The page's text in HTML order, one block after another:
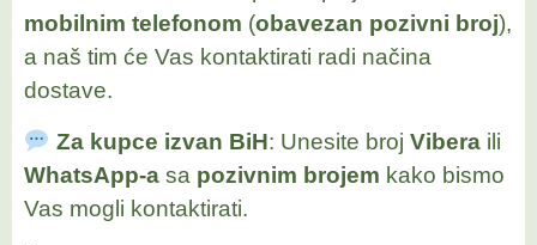
mobilnim telefonom (obavezan pozivni broj),
a naš tim će Vas kontaktirati radi načina
dostave.
Za kupce izvan BiH: Unesite broj Viberaili
WhatsApp-a sa pozivnim brojem kako bismo
Vas mogli kontaktirati.